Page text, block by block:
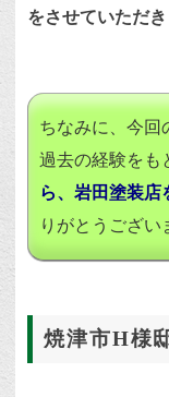
をさせていただき
ちなみに、今回
過去の経験をも
ら、岩田塗装店
りがとうござい
焼津市H様